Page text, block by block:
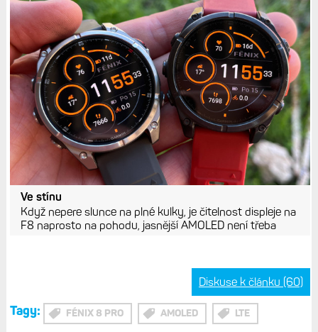
Ve stínu
Když nepere slunce na plné kulky, je čitelnost displeje na
F8 naprosto na pohodu, jasnější AMOLED není třeba
Diskuse k článku (60)
Tagy: FÉNIX 8 PRO AMOLED LTE